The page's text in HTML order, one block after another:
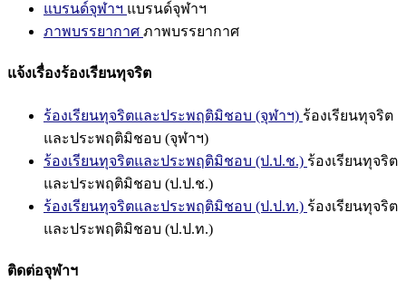
แบรนด์จุฬาฯ แบรนด์จุฬาฯ
ภาพบรรยากาศ ภาพบรรยากาศ
แจ้งเรื่องร้องเรียนทุจริต
ร้องเรียนทุจริตและประพฤติมิชอบ (จุฬาฯ) ร้องเรียนทุจริต
และประพฤติมิชอบ (จุฬาฯ)
ร้องเรียนทุจริตและประพฤติมิชอบ (ป.ป.ช.) ร้องเรียนทุจริต
และประพฤติมิชอบ (ป.ป.ช.)
ร้องเรียนทุจริตและประพฤติมิชอบ (ป.ป.ท.) ร้องเรียนทุจริต
และประพฤติมิชอบ (ป.ป.ท.)
ติดต่อจุฬาฯ